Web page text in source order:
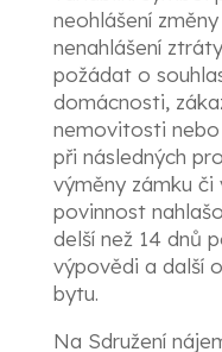
neohlášení
nenahlášení
požádat o
domácnosti,
nemovitosti
při následných
výměny zámku či
povinnost
delší než 14 dnů
výpovědi a další
bytu.
Na Sdružení